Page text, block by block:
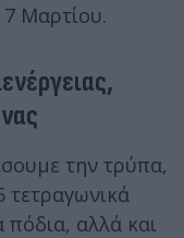
7 Μαρτίου.
την τρύπα,
τετραγωνικά
αλλά και